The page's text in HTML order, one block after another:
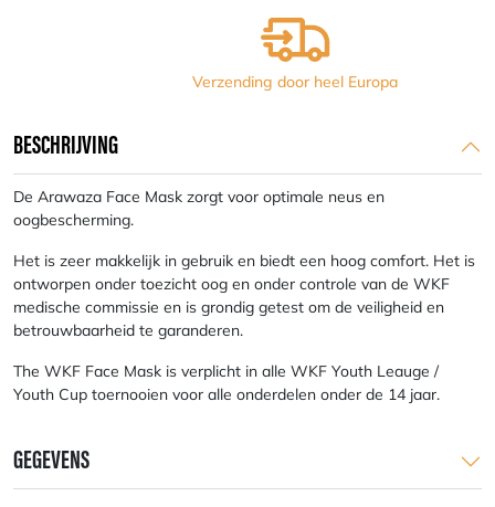
Verzending door heel Europa
BESCHRIJVING
De Arawaza Face Mask zorgt voor optimale neus en
oogbescherming.
Het is zeer makkelijk in gebruik en biedt een hoog comfort. Het is
ontworpen onder toezicht oog en onder controle van de WKF
medische commissie en is grondig getest om de veiligheid en
betrouwbaarheid te garanderen.
The WKF Face Mask is verplicht in alle WKF Youth Leauge /
Youth Cup toernooien voor alle onderdelen onder de 14 jaar.
GEGEVENS